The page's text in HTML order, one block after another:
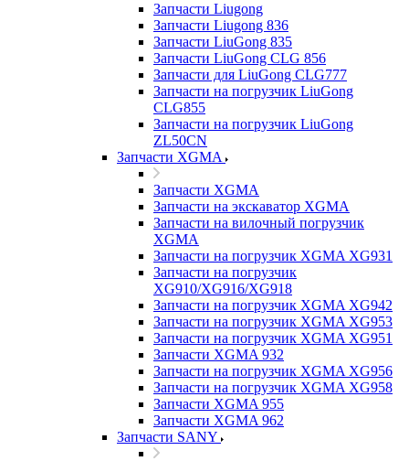
Запчасти Liugong
Запчасти Liugong 836
Запчасти LiuGong 835
Запчасти LiuGong CLG 856
Запчасти для LiuGong CLG777
Запчасти на погрузчик LiuGong
CLG855
Запчасти на погрузчик LiuGong
ZL50CN
Запчасти XGMA
Запчасти XGMA
Запчасти на экскаватор XGMA
Запчасти на вилочный погрузчик
XGMA
Запчасти на погрузчик XGMA XG931
Запчасти на погрузчик
XG910/XG916/XG918
Запчасти на погрузчик XGMA XG942
Запчасти на погрузчик XGMA XG953
Запчасти на погрузчик XGMA XG951
Запчасти XGMA 932
Запчасти на погрузчик XGMA XG956
Запчасти на погрузчик XGMA XG958
Запчасти XGMA 955
Запчасти XGMA 962
Запчасти SANY